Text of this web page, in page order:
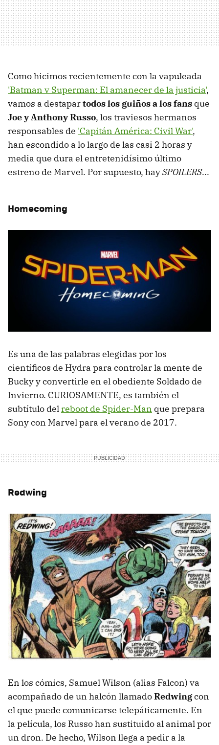
Como hicimos recientemente con la vapuleada
'Batman v Superman: El amanecer de la justicia',
vamos a destapartodos los guiños a los fans que
Joe y Anthony Russo, los traviesos hermanos
responsables de 'Capitán América: Civil War',
han escondido a lo largo de las casi 2 horas y
media que dura el entretenidísimo último
estreno de Marvel. Por supuesto, haySPOILERS...
Homecoming
Es una de las palabras elegidas por los
científicos de Hydra para controlar la mente de
Bucky y convertirle en el obediente Soldado de
Invierno. CURIOSAMENTE, es también el
subtítulo delreboot de Spider-Man que prepara
Sony con Marvel para el verano de 2017.
Redwing
En los cómics, Samuel Wilson (alias Falcon) va
acompañado de un halcón llamadoRedwingcon
el que puede comunicarse telepáticamente. En
la película, los Russo han sustituido al animal por
un dron. De hecho, Wilson llega a pedir a la